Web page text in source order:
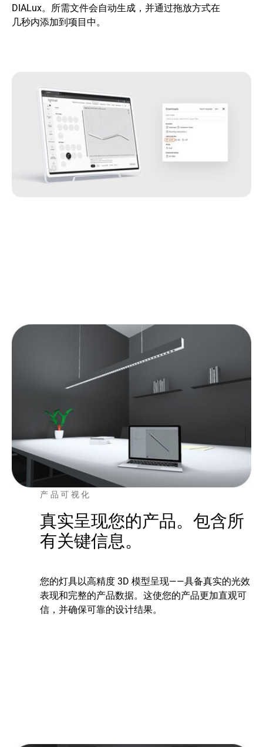
DIALux。所需文件会自动生成，并通过拖放方式在
几秒内添加到项目中。
产品可视化
真实呈现您的产品。包含所
有关键信息。
您的灯具以高精度 3D 模型呈现——具备真实的光效
表现和完整的产品数据。这使您的产品更加直观可
信，并确保可靠的设计结果。